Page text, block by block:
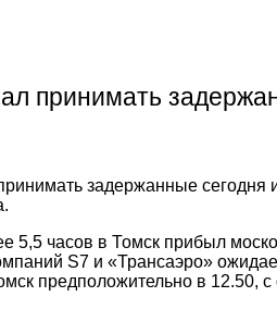
принимать
задержанные
5,5 часов в Томск прибыл
S7 и «Трансаэро»
предположительно в 12.50,